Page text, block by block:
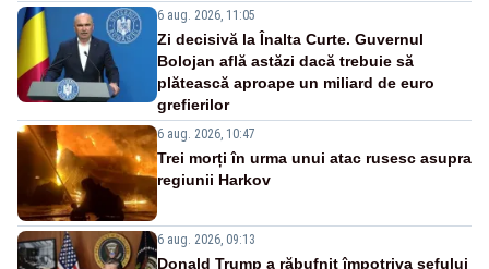
6 aug. 2026, 11:05
Zi decisivă la Înalta Curte. Guvernul
Bolojan află astăzi dacă trebuie să
plătească aproape un miliard de euro
grefierilor
6 aug. 2026, 10:47
Trei morți în urma unui atac rusesc asupra
regiunii Harkov
6 aug. 2026, 09:13
Donald Trump a răbufnit împotriva șefului